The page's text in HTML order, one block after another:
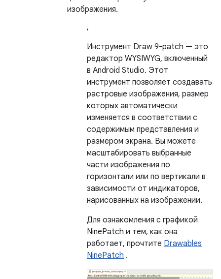
изображения.
,
Инструмент Draw 9-patch — это
редактор WYSIWYG, включенный
в Android Studio. Этот
инструмент позволяет создавать
растровые изображения, размер
которых автоматически
изменяется в соответствии с
содержимым представления и
размером экрана. Вы можете
масштабировать выбранные
части изображения по
горизонтали или по вертикали в
зависимости от индикаторов,
нарисованных на изображении.
Для ознакомления с графикой
NinePatch и тем, как она
работает, прочтите Drawables
NinePatch .